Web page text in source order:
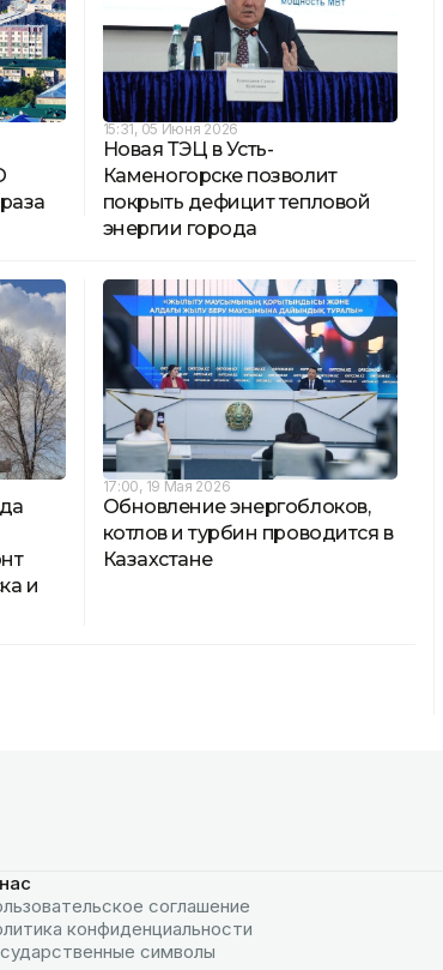
15:31, 05 Июня 2026
Новая ТЭЦ в Усть-
Каменогорске позволит
покрыть дефицит тепловой
энергии города
и
17:00, 19 Мая 2026
Обновление энергоблоков,
котлов и турбин проводится в
Казахстане
соглашение
конфиденциальности
символы